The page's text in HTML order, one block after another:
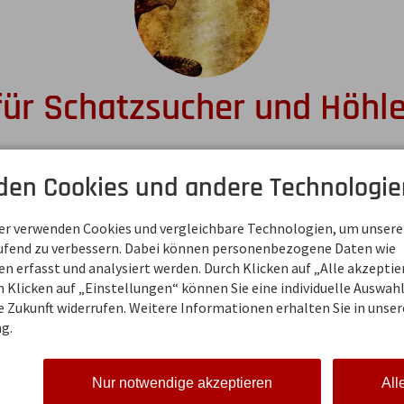
Schatzsucher und
Sturmannshöhle in der einst ein
einen sagenhaften Schatz wachte.
…Sieh selber!
in Richtung Tiefenbach befindet sich die
reicht ca. 120 Millionen Jahre zurück. In der Höhle
460 Meter sind ca. 290 Meter begehbar. 180
zum tosenden Höhlenbach und dem Höhlensee zu
sollte auf wärmere Kleidung geachtet werden, denn die
Cookies und andere
verwenden Cookies und vergleichbare Technologien, um
zu verbessern. Dabei können personenbezogene Daten wie
erfasst und analysiert werden. Durch Klicken auf „Alle
Klicken auf „Einstellungen“ können Sie eine individuelle
Zukunft widerrufen. Weitere Informationen erhalten Sie in
Nur notwendige akzeptieren